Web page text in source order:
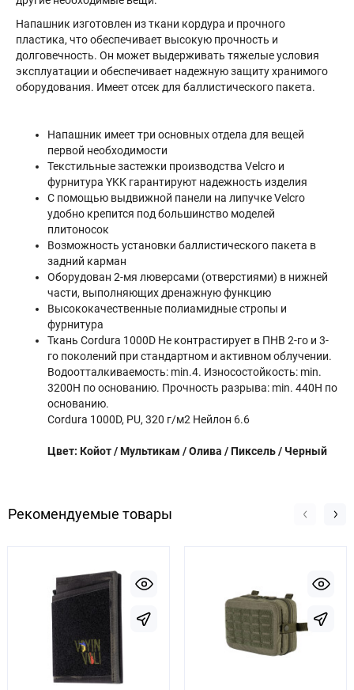
Напашник изготовлен из ткани кордура и прочного
пластика, что обеспечивает высокую прочность и
долговечность. Он может выдерживать тяжелые условия
эксплуатации и обеспечивает надежную защиту хранимого
оборудования. Имеет отсек для баллистического пакета.
Напашник имеет три основных отдела для вещей
первой необходимости
Текстильные застежки производства Velcro и
фурнитура YKK гарантируют надежность изделия
С помощью выдвижной панели на липучке Velcro
удобно крепится под большинство моделей
плитоносок
Возможность установки баллистического пакета в
задний карман
Оборудован 2-мя люверсами (отверстиями) в нижней
части, выполняющих дренажную функцию
Высококачественные полиамидные стропы и
фурнитура
Ткань Cordura 1000D Не контрастирует в ПНВ 2-го и 3-
го поколений при стандартном и активном облучении.
Водоотталкиваемость: min.4. Износостойкость: min.
3200H по основанию. Прочность разрыва: min. 440H по
основанию.
Cordura 1000D, PU, ​​320 г/м2 Нейлон 6.6
Цвет: Койот / Мультикам / Олива / Пиксель / Черный
Рекомендуемые товары